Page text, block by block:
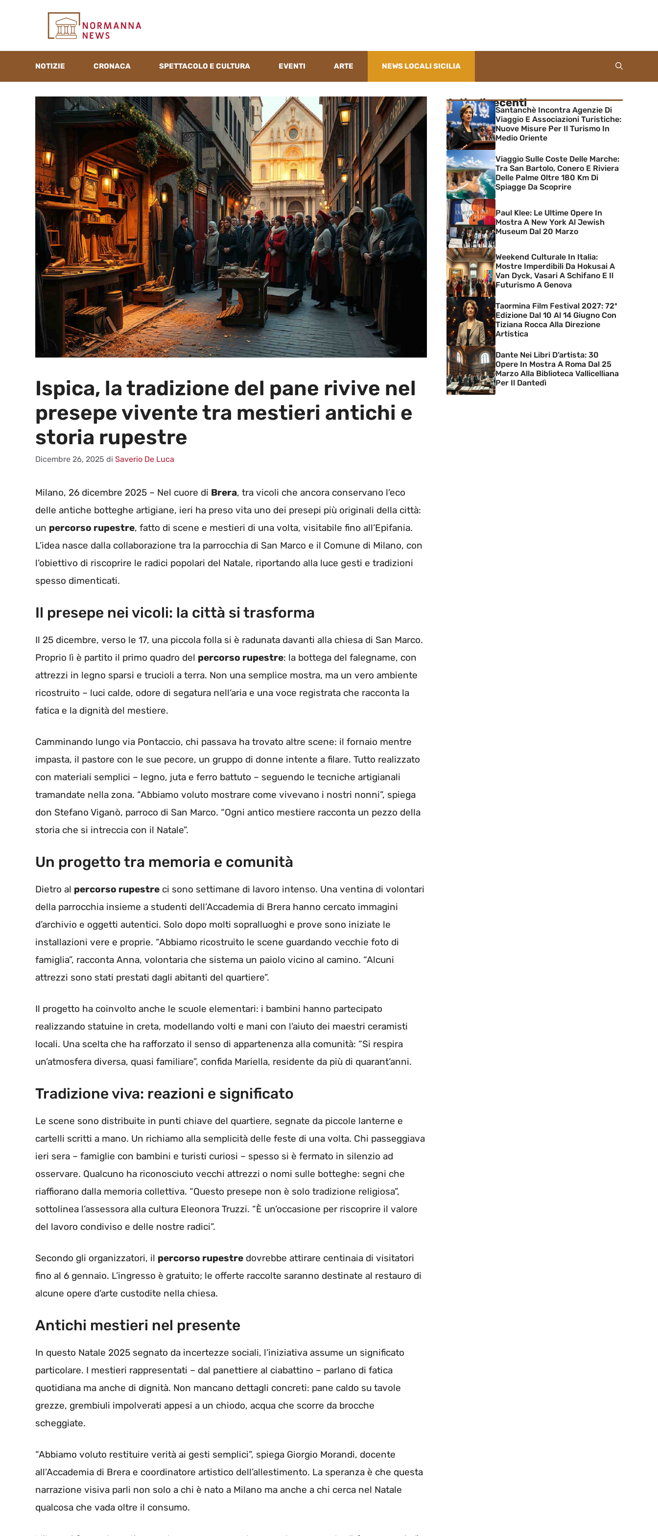
NOTIZIE CRONACA SPETTACOLO E CULTURA EVENTI ARTE NEWS LOCALI SICILIA
Ispica, la tradizione del pane rivive nel
presepe vivente tra mestieri antichi e
storia rupestre
Dicembre 26, 2025 di Saverio De Luca
Milano, 26 dicembre 2025 – Nel cuore di Brera, tra vicoli che ancora conservano l’eco
delle antiche botteghe artigiane, ieri ha preso vita uno dei presepi più originali della città:
un percorso rupestre, fatto di scene e mestieri di una volta, visitabile fino all’Epifania.
L’idea nasce dalla collaborazione tra la parrocchia di San Marco e il Comune di Milano, con
l’obiettivo di riscoprire le radici popolari del Natale, riportando alla luce gesti e tradizioni
spesso dimenticati.
Il presepe nei vicoli: la città si trasforma
Il 25 dicembre, verso le 17, una piccola folla si è radunata davanti alla chiesa di San Marco.
Proprio lì è partito il primo quadro del percorso rupestre: la bottega del falegname, con
attrezzi in legno sparsi e trucioli a terra. Non una semplice mostra, ma un vero ambiente
ricostruito – luci calde, odore di segatura nell’aria e una voce registrata che racconta la
fatica e la dignità del mestiere.
Camminando lungo via Pontaccio, chi passava ha trovato altre scene: il fornaio mentre
impasta, il pastore con le sue pecore, un gruppo di donne intente a filare. Tutto realizzato
con materiali semplici – legno, juta e ferro battuto – seguendo le tecniche artigianali
tramandate nella zona. “Abbiamo voluto mostrare come vivevano i nostri nonni”, spiega
don Stefano Viganò, parroco di San Marco. “Ogni antico mestiere racconta un pezzo della
storia che si intreccia con il Natale”.
Un progetto tra memoria e comunità
Dietro al percorso rupestre ci sono settimane di lavoro intenso. Una ventina di volontari
della parrocchia insieme a studenti dell’Accademia di Brera hanno cercato immagini
d’archivio e oggetti autentici. Solo dopo molti sopralluoghi e prove sono iniziate le
installazioni vere e proprie. “Abbiamo ricostruito le scene guardando vecchie foto di
famiglia”, racconta Anna, volontaria che sistema un paiolo vicino al camino. “Alcuni
attrezzi sono stati prestati dagli abitanti del quartiere”.
Il progetto ha coinvolto anche le scuole elementari: i bambini hanno partecipato
realizzando statuine in creta, modellando volti e mani con l’aiuto dei maestri ceramisti
locali. Una scelta che ha rafforzato il senso di appartenenza alla comunità: “Si respira
un’atmosfera diversa, quasi familiare”, confida Mariella, residente da più di quarant’anni.
Tradizione viva: reazioni e significato
Le scene sono distribuite in punti chiave del quartiere, segnate da piccole lanterne e
cartelli scritti a mano. Un richiamo alla semplicità delle feste di una volta. Chi passeggiava
ieri sera – famiglie con bambini e turisti curiosi – spesso si è fermato in silenzio ad
osservare. Qualcuno ha riconosciuto vecchi attrezzi o nomi sulle botteghe: segni che
riaffiorano dalla memoria collettiva. “Questo presepe non è solo tradizione religiosa”,
sottolinea l’assessora alla cultura Eleonora Truzzi. “È un’occasione per riscoprire il valore
del lavoro condiviso e delle nostre radici”.
Secondo gli organizzatori, il percorso rupestre dovrebbe attirare centinaia di visitatori
fino al 6 gennaio. L’ingresso è gratuito; le offerte raccolte saranno destinate al restauro di
alcune opere d’arte custodite nella chiesa.
Antichi mestieri nel presente
In questo Natale 2025 segnato da incertezze sociali, l’iniziativa assume un significato
particolare. I mestieri rappresentati – dal panettiere al ciabattino – parlano di fatica
quotidiana ma anche di dignità. Non mancano dettagli concreti: pane caldo su tavole
grezze, grembiuli impolverati appesi a un chiodo, acqua che scorre da brocche
scheggiate.
“Abbiamo voluto restituire verità ai gesti semplici”, spiega Giorgio Morandi, docente
all’Accademia di Brera e coordinatore artistico dell’allestimento. La speranza è che questa
narrazione visiva parli non solo a chi è nato a Milano ma anche a chi cerca nel Natale
qualcosa che vada oltre il consumo.
Articoli recenti
Santanchè Incontra Agenzie Di
Viaggio E Associazioni Turistiche:
Nuove Misure Per Il Turismo In
Medio Oriente
Viaggio Sulle Coste Delle Marche:
Tra San Bartolo, Conero E Riviera
Delle Palme Oltre 180 Km Di
Spiagge Da Scoprire
Paul Klee: Le Ultime Opere In
Mostra A New York Al Jewish
Museum Dal 20 Marzo
Weekend Culturale In Italia:
Mostre Imperdibili Da Hokusai A
Van Dyck, Vasari A Schifano E Il
Futurismo A Genova
Taormina Film Festival 2027: 72ª
Edizione Dal 10 Al 14 Giugno Con
Tiziana Rocca Alla Direzione
Artistica
Dante Nei Libri D’artista: 30
Opere In Mostra A Roma Dal 25
Marzo Alla Biblioteca Vallicelliana
Per Il Dantedì